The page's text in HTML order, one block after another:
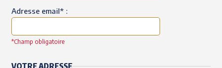
Adresse email* :
*Champ obligatoire
VOTRE ADRESSE